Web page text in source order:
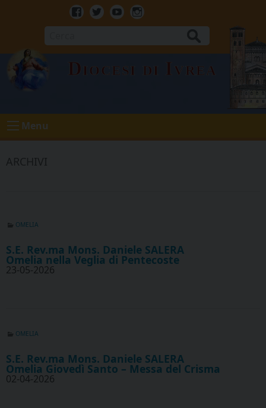
Facebook
TwitterYoutubeInstagram
Diocesi di Ivrea
Menu
OMELIA
S.E. Rev.ma Mons. Daniele SALERA
Omelia nella Veglia di Pentecoste
23-05-2026
OMELIA
S.E. Rev.ma Mons. Daniele SALERA
Omelia Giovedì Santo – Messa del Crisma
02-04-2026